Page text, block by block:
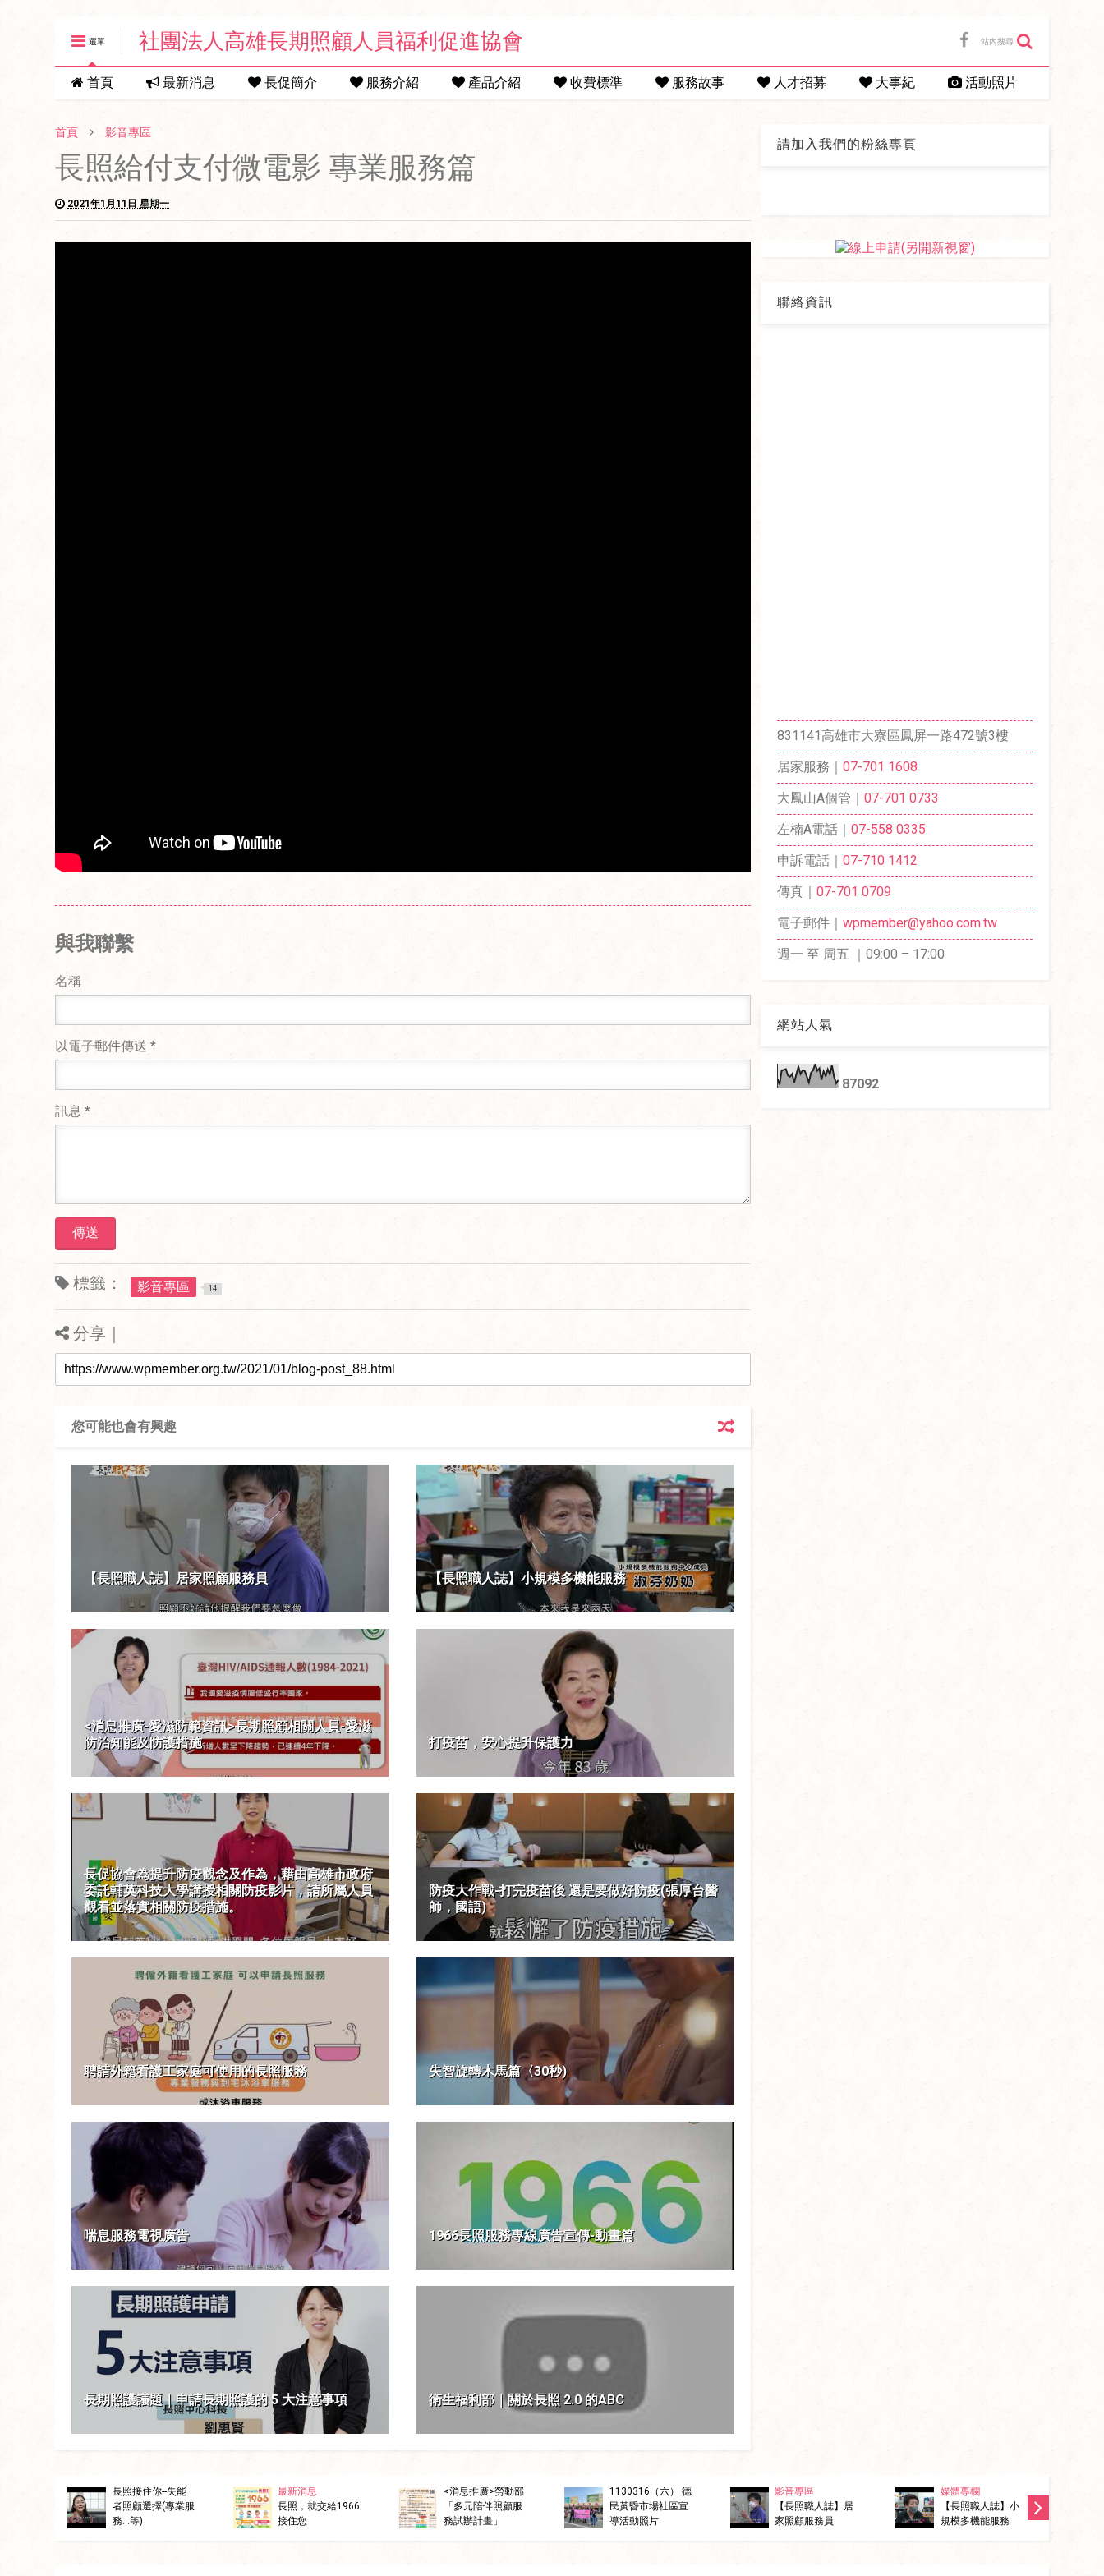
選單 社團法人高雄長期照顧人員福利促進協會 站內搜尋
首頁 最新消息 長促簡介 服務介紹 產品介紹 收費標準 服務故事 人才招募 大事紀 活動照片
首頁 影音專區
長照給付支付微電影 專業服務篇
2021年1月11日 星期一
與我聯繫
名稱
以電子郵件傳送 *
訊息 *
標籤： 影音專區 14
分享｜
您可能也會有興趣
【長照職人誌】居家照顧服務員 【長照職人誌】小規模多機能服務
<消息推廣-愛滋防範資訊>長期照顧相關人員-愛滋
防治知能及防護措施
打疫苗，安心提升保護力
長促協會為提升防疫觀念及作為，藉由高雄市政府
委託輔英科技大學講授相關防疫影片，請所屬人員
觀看並落實相關防疫措施。
防疫大作戰-打完疫苗後 還是要做好防疫(張厚台醫
師，國語)
聘請外籍看護工家庭可使用的長照服務 失智旋轉木馬篇〈30秒)
喘息服務電視廣告 1966長照服務專線廣告宣傳-動畫篇
長期照護議題｜申請長期照護的 5 大注意事項 衛生福利部｜關於長照 2.0 的ABC
請加入我們的粉絲專頁
聯絡資訊
831141高雄市大寮區鳳屏一路472號3樓
居家服務｜07-701 1608
大鳳山A個管｜07-701 0733
左楠A電話｜07-558 0335
申訴電話｜07-710 1412
傳真｜07-701 0709
電子郵件｜wpmember@yahoo.com.tw
週一 至 周五 ｜09:00 – 17:00
網站人氣
87092
長照接住你
（六） 德
黃昏市場社區宣
影音專區
【長照職人誌】居
【長照職人誌】小
規模多機能服務
長照接住你--失能
者照顧選擇(專業服
務...等)
最新消息
長照，就交給1966
<消息推廣>勞動部
「多元陪伴照顧服
務試辦計畫」
民黃昏市場社區宣
導活動照片